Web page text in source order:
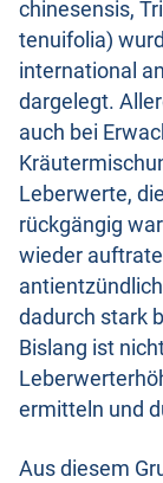
chinesensis,
tenuifolia)
international
dargelegt.
auch bei
Leberwerte,
rückgängig
wieder
dadurch stark
Bislang ist
ermitteln und
Aus diesem